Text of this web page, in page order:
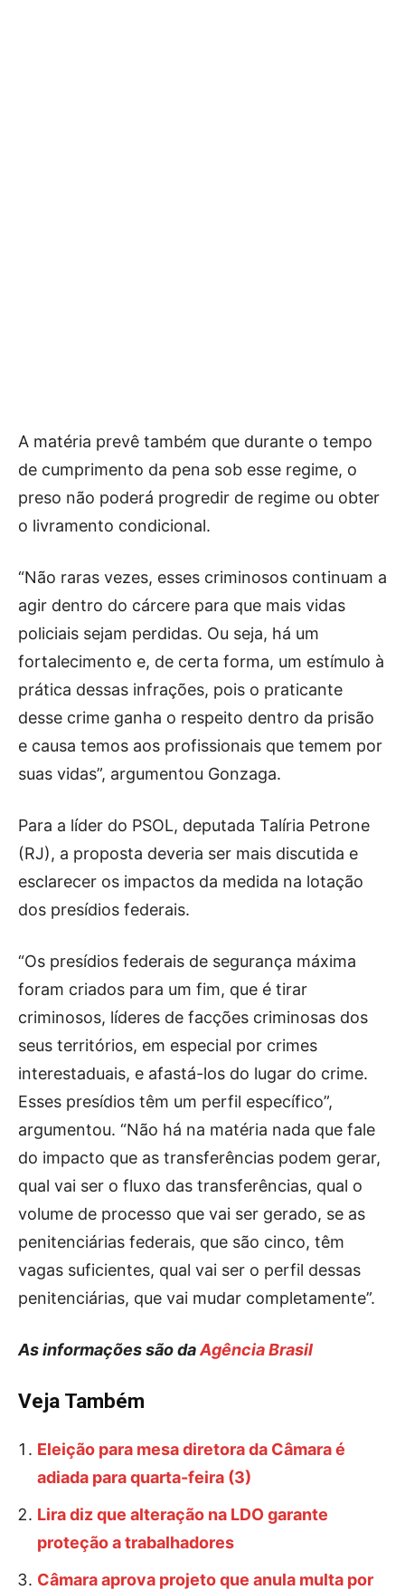
A matéria prevê também que durante o tempo
de cumprimento da pena sob esse regime, o
preso não poderá progredir de regime ou obter
o livramento condicional.
“Não raras vezes, esses criminosos continuam a
agir dentro do cárcere para que mais vidas
policiais sejam perdidas. Ou seja, há um
fortalecimento e, de certa forma, um estímulo à
prática dessas infrações, pois o praticante
desse crime ganha o respeito dentro da prisão
e causa temos aos profissionais que temem por
suas vidas”, argumentou Gonzaga.
Para a líder do PSOL, deputada Talíria Petrone
(RJ), a proposta deveria ser mais discutida e
esclarecer os impactos da medida na lotação
dos presídios federais.
“Os presídios federais de segurança máxima
foram criados para um fim, que é tirar
criminosos, líderes de facções criminosas dos
seus territórios, em especial por crimes
interestaduais, e afastá-los do lugar do crime.
Esses presídios têm um perfil específico”,
argumentou. “Não há na matéria nada que fale
do impacto que as transferências podem gerar,
qual vai ser o fluxo das transferências, qual o
volume de processo que vai ser gerado, se as
penitenciárias federais, que são cinco, têm
vagas suficientes, qual vai ser o perfil dessas
penitenciárias, que vai mudar completamente”.
As informações são daAgência Brasil
Veja Também
Eleição para mesa diretora da Câmara é
adiada para quarta-feira (3)
Lira diz que alteração na LDO garante
proteção a trabalhadores
Câmara aprova projeto que anula multa por